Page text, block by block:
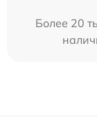
Более 20